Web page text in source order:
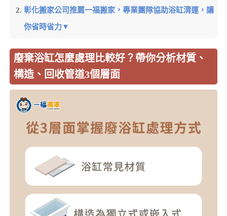
彰化搬家公司推薦一福搬家，專業團隊協助浴缸清運，讓
你省時省力▼
廢棄浴缸怎麼處理比較好？帶你分析材質、
構造、回收管道3個層面